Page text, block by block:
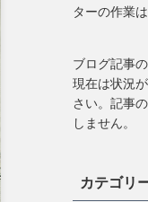
ターの作業
ブログ記事
現在は状況
さい。記事
しません。
カテゴリ